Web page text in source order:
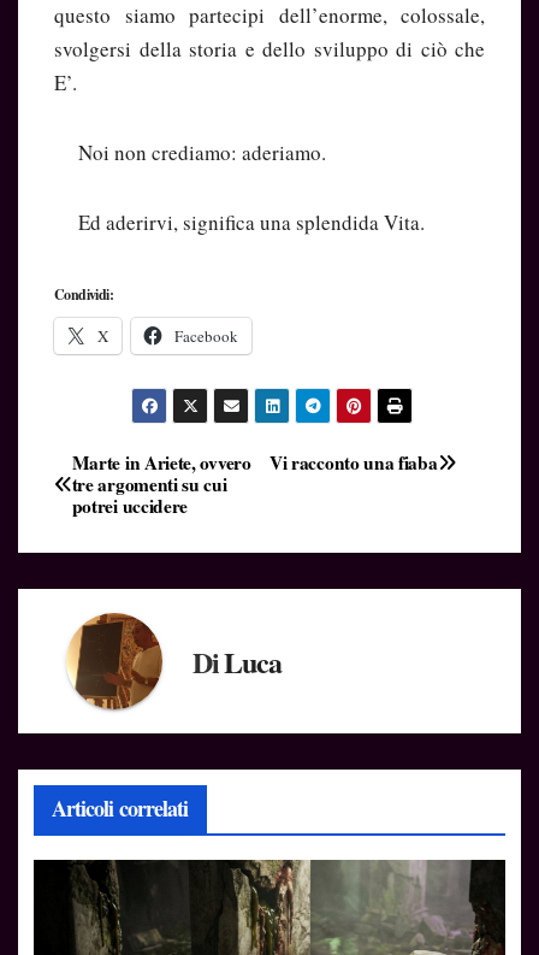
questo siamo partecipi dell’enorme, colossale,
svolgersi della storia e dello sviluppo di ciò che
E’.
Noi non crediamo: aderiamo.
Ed aderirvi, significa una splendida Vita.
Condividi:
X Facebook
Navigazione
articoli
Vi racconto una fiaba
Marte in Ariete, ovvero
tre argomenti su cui
potrei uccidere
DiLuca
Articoli correlati